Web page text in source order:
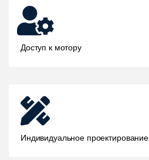
Доступ к мотору
Индивидуальное проектирование